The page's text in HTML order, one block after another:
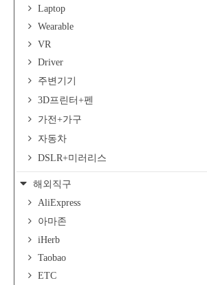
Laptop
Wearable
VR
Driver
주변기기
3D프린터+펜
가전+가구
자동차
DSLR+미러리스
해외직구
AliExpress
아마존
iHerb
Taobao
ETC